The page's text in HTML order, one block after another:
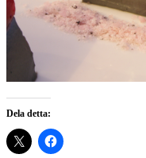
Dela detta: